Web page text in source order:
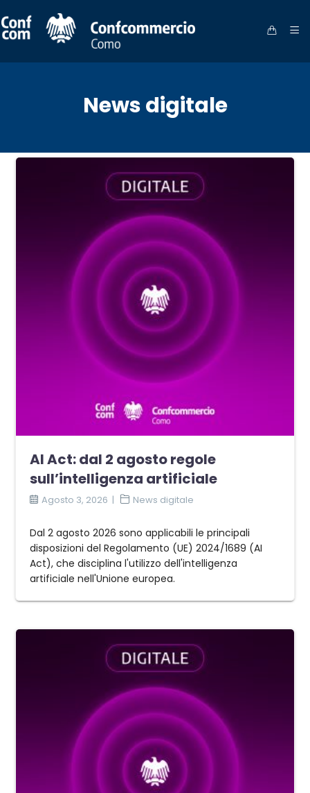
News digitale
AI Act: dal 2 agosto regole
sull’intelligenza artificiale
Agosto 3, 2026 News digitale
Dal 2 agosto 2026 sono applicabili le principali
disposizioni del Regolamento (UE) 2024/1689 (AI
Act), che disciplina l'utilizzo dell'intelligenza
artificiale nell'Unione europea.